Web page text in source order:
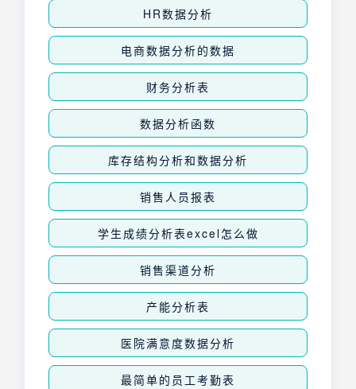
HR数据分析
电商数据分析的数据
财务分析表
数据分析函数
库存结构分析和数据分析
销售人员报表
学生成绩分析表excel怎么做
销售渠道分析
产能分析表
医院满意度数据分析
最简单的员工考勤表